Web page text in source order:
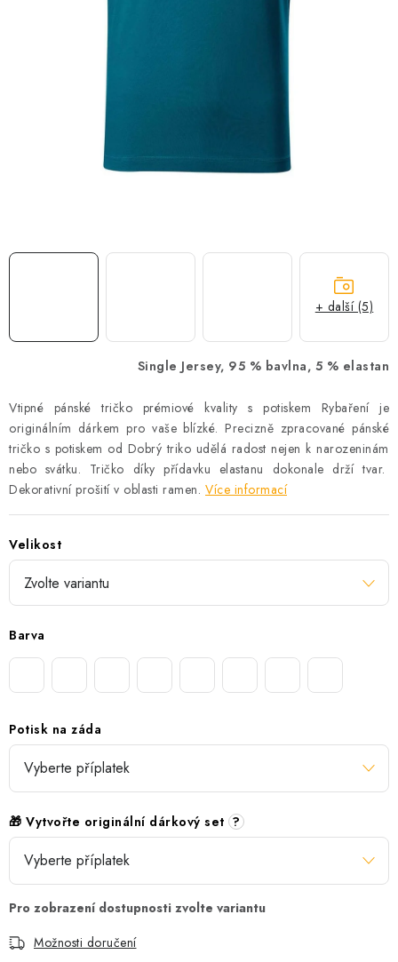
PROVIZNÍ SYSTÉM
Časté otázky
Doprava a platba
Single Jersey, 95 % bavlna, 5 % elastan
Vtipné pánské tričko prémiové kvality s potiskem Rybaření je
originálním dárkem pro vaše blízké. Precizně zpracované pánské
tričko s potiskem od Dobrý triko udělá radost nejen k narozeninám
nebo svátku. Tričko díky přídavku elastanu dokonale drží tvar.
Dekorativní prošití v oblasti ramen. Více informací
Velikost
Barva
Potisk na záda
🎁 Vytvořte originální dárkový set ?
Možnosti doručení
+ další (5)